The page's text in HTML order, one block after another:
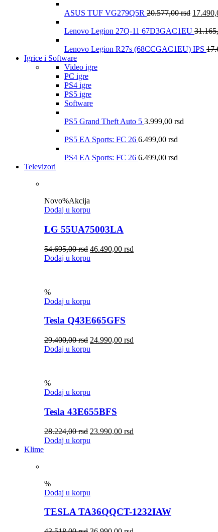
ASUS TUF VG279Q5R 20.577,00rsd
Lenovo Legion 27Q-11 67D3GAC1EU
Lenovo Legion R27s (68CCGAC1EU) IPS
Igrice i Software
Video igre
PC igre
PS4 igre
PS5 igre
Software
PS5 Grand Theft Auto 5 3.999,00 rsd
PS5 EA Sports: FC 26 6.499,00 rsd
PS4 EA Sports: FC 26 6.499,00 rsd
Televizori
Novo%Akcija
Dodaj u korpu
LG 55UA75003LA
54.695,00rsd 46.490,00 rsd
Dodaj u korpu
%
Dodaj u korpu
Tesla Q43E665GFS
29.400,00rsd 24.990,00 rsd
Dodaj u korpu
%
Dodaj u korpu
Tesla 43E655BFS
28.224,00rsd 23.990,00 rsd
Dodaj u korpu
Klime
%
Dodaj u korpu
TESLA TA36QQCT-1232IAW